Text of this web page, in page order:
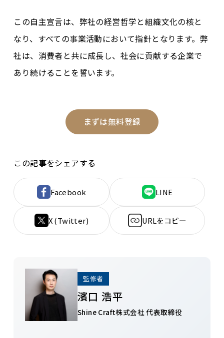
この自主宣言は、弊社の経営哲学と組織文化の核と
なり、すべての事業活動において指針となります。弊
社は、消費者と共に成長し、社会に貢献する企業で
あり続けることを誓います。
まずは無料登録
この記事をシェアする
Facebook LINE
X (Twitter) URLをコピー
監修者
濱口 浩平
Shine Craft株式会社 代表取締役